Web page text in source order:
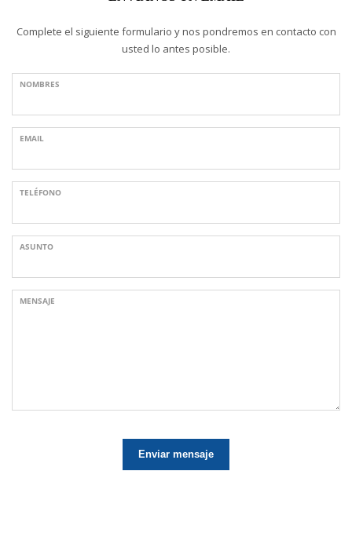
Complete el siguiente formulario y nos pondremos en contacto con
usted lo antes posible.
NOMBRES
EMAIL
TELÉFONO
ASUNTO
MENSAJE
Enviar mensaje